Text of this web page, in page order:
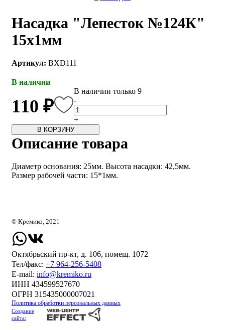
Насадка "Лепесток №124К"
15х1мм
Артикул: BXD111
В наличии
110 ₽
В наличии только 9
-
+
В КОРЗИНУ
Описание товара
Диаметр основания: 25мм. Высота насадки: 42,5мм.
Размер рабочей части: 15*1мм.
© Кремико, 2021
Октябрьский пр-кт, д. 106, помещ. 1072
Тел/факс: +7 964-256-5408
Е-mail: info@kremiko.ru
ИНН 434599527670
ОГРН 315435000007021
Политика обработки персональных данных
Создание
сайта: